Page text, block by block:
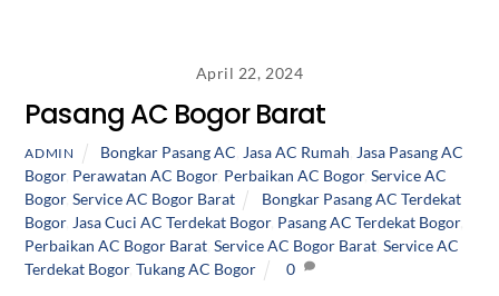
April 22, 2024
Pasang AC Bogor Barat
ADMIN Bongkar Pasang AC Jasa AC Rumah Jasa Pasang AC
Bogor, Perawatan AC Bogor, Perbaikan AC Bogor,Service AC
Bogor,Service AC Bogor Barat
Bongkar Pasang AC Terdekat
Bogor, Jasa Cuci AC Terdekat Bogor, Pasang AC Terdekat Bogor,
Perbaikan AC Bogor Barat ,Service AC Bogor Barat ,Service AC
Terdekat Bogor,Tukang AC Bogor 0